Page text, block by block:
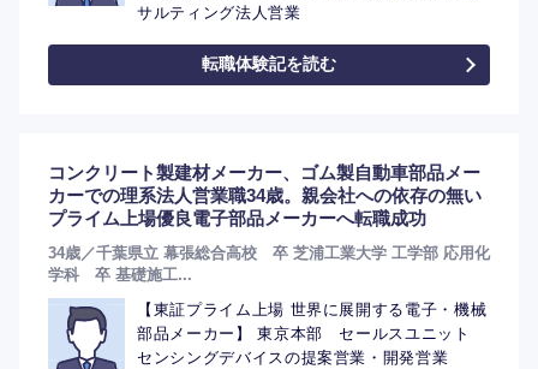
サルティング法人営業
転職体験記を読む
コンクリート製建材メーカー、ゴム製自動車部品メー
カーでの理系法人営業職34歳。親会社への依存の無い
プライム上場優良電子部品メーカーへ転職成功
34歳／千葉県立 幕張総合高校 卒 芝浦工業大学 工学部 応用化
学科 卒 基礎施工...
【東証プライム上場 世界に展開する電子・機械
部品メーカー】 東京本部 セールスユニット
センシングデバイスの提案営業・開発営業